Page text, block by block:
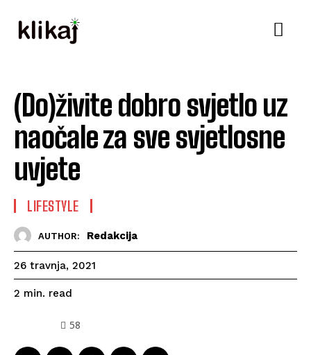
(Do)živite dobro svjetlo uz
naočale za sve svjetlosne
uvjete
LIFESTYLE
AUTHOR: Redakcija
26 travnja, 2021
2 min. read
58